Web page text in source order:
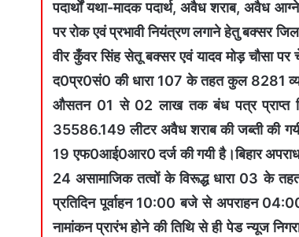
पदार्थों यथा-मादक पदार्थ, अवैध शराब, अवैध
पर रोक एवं प्रभावी नियंत्रण लगाने हेतु बक्सर
वीर कुँवर सिंह सेतू बक्सर एवं यादव मोड़ चौसा पर
द0प्र0सं0 की धारा 107 के तहत कुल 8281
औसतन 01 से 02 लाख तक बंध पत्र प्राप्त
35586.149 लीटर अवैध शराब की जब्ती की
19 एफ0आई0आर0 दर्ज की गयी है।बिहार
24 असामाजिक तत्वों के विरूद्ध धारा 03 के
प्रतिदिन पूर्वाहन 10:00 बजे से अपराहन
नामांकन प्रारंभ होने की तिथि से ही पेड न्यूज